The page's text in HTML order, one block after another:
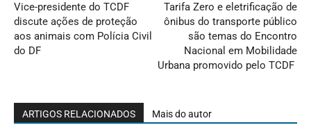
Vice-presidente do TCDF
discute ações de proteção
aos animais com Polícia Civil
do DF
Tarifa Zero e eletrificação de
ônibus do transporte público
são temas do Encontro
Nacional em Mobilidade
Urbana promovido pelo TCDF
ARTIGOS RELACIONADOS Mais do autor